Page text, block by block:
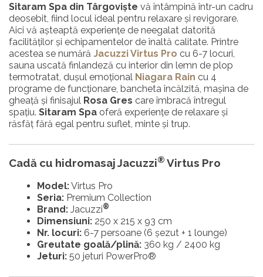
Sitaram Spa din Târgoviște vă întâmpină într-un cadru
deosebit, fiind locul ideal pentru relaxare și revigorare.
Aici vă așteaptă experiențe de neegalat datorită
facilităților și echipamentelor de înaltă calitate. Printre
acestea se numără Jacuzzi Virtus Pro cu 6-7 locuri,
sauna uscată finlandeză cu interior din lemn de plop
termotratat, dușul emoțional Niagara Rain cu 4
programe de funcționare, bancheta încălzită, mașina de
gheață și finisajul Rosa Gres care îmbracă întregul
spațiu. Sitaram Spa oferă experiențe de relaxare și
răsfăț fără egal pentru suflet, minte și trup.
Cadă cu hidromasaj Jacuzzi® Virtus Pro
Model:Virtus Pro
Seria: Premium Collection
Brand: Jacuzzi®
Dimensiuni: 250 x 215 x 93 cm
Nr. locuri: 6-7 persoane (6 șezut + 1 lounge)
Greutate goală/plină: 360 kg / 2400 kg
Jeturi: 50 jeturi PowerPro®